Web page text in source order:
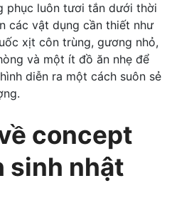
phục luôn tươi tắn dưới thời
các vật dụng cần thiết như
xịt côn trùng, gương nhỏ,
và một ít đồ ăn nhẹ để
diễn ra một cách suôn sẻ
concept
sinh nhật